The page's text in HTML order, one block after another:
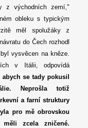
z východních zemí,"
obleku s typickým
měl spolužáky z
do Čech rozhodl
vysvěcen na kněze.
v Itálii, odpovídá
se tady pokusil
Neprošla totiž
a farní struktury
pro mě obrovskou
zcela zničené.